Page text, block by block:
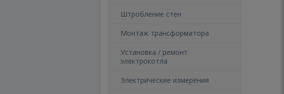
Штробление стен
Монтаж трансформатора
Установка / ремонт
электрокотла
Электрические измерения